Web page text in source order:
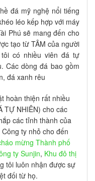
đá mỹ nghệ nổi tiếng
léo kếp hợp với máy
Phú sẽ mang đến cho
tạo từ TÂM của người
có nhiều viên đá tự
Các dòng đá bao gồm
đá xanh rêu
hoàn thiện rất nhiều
TỰ NHIÊN) cho các
các tỉnh thành của
ty nhỏ cho đến
mừng Thành phố
ty Sunjin, Khu đô thị
tôi luôn nhận được sự
đối từ họ.